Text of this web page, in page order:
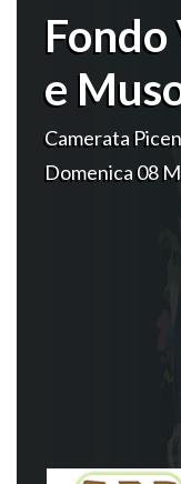
e
Camerata
Domenica 08